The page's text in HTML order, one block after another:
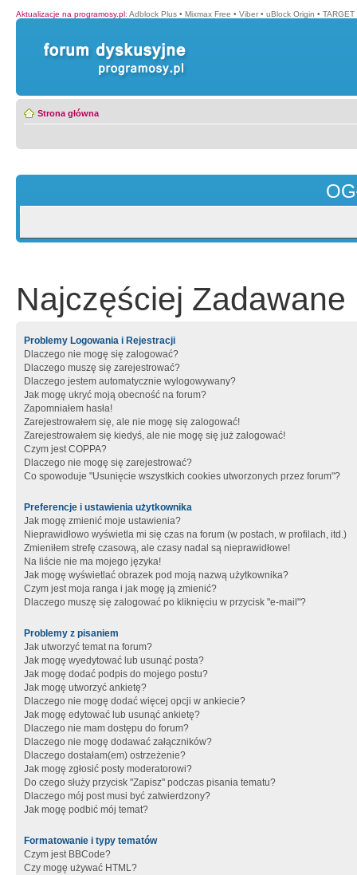
Aktualizacje na programosy.pl: Adblock Plus • Mixmax Free • Viber • uBlock Origin •
Strona główna
Najczęściej Zadawane
Problemy Logowania i Rejestracji
Dlaczego nie mogę się zalogować?
Dlaczego muszę się zarejestrować?
Dlaczego jestem automatycznie wylogowywany?
Jak mogę ukryć moją obecność na forum?
Zapomniałem hasła!
Zarejestrowałem się, ale nie mogę się zalogować!
Zarejestrowałem się kiedyś, ale nie mogę się już zalogować!
Czym jest COPPA?
Dlaczego nie mogę się zarejestrować?
Co spowoduje "Usunięcie wszystkich cookies utworzonych przez forum"?
Preferencje i ustawienia użytkownika
Jak mogę zmienić moje ustawienia?
Nieprawidłowo wyświetla mi się czas na forum (w postach, w profilach, itd.)
Zmieniłem strefę czasową, ale czasy nadal są nieprawidłowe!
Na liście nie ma mojego języka!
Jak mogę wyświetlać obrazek pod moją nazwą użytkownika?
Czym jest moja ranga i jak mogę ją zmienić?
Dlaczego muszę się zalogować po kliknięciu w przycisk "e-mail"?
Problemy z pisaniem
Jak utworzyć temat na forum?
Jak mogę wyedytować lub usunąć posta?
Jak mogę dodać podpis do mojego postu?
Jak mogę utworzyć ankietę?
Dlaczego nie mogę dodać więcej opcji w ankiecie?
Jak mogę edytować lub usunąć ankietę?
Dlaczego nie mam dostępu do forum?
Dlaczego nie mogę dodawać załączników?
Dlaczego dostałam(em) ostrzeżenie?
Jak mogę zgłosić posty moderatorowi?
Do czego służy przycisk "Zapisz" podczas pisania tematu?
Dlaczego mój post musi być zatwierdzony?
Jak mogę podbić mój temat?
Formatowanie i typy tematów
Czym jest BBCode?
Czy mogę używać HTML?